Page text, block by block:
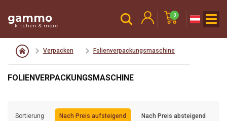
gammo
kitchen & more
0
Verpacken Folienverpackungsmaschine
FOLIENVERPACKUNGSMASCHINE
Sortierung Nach Preis aufsteigend Nach Preis absteigend